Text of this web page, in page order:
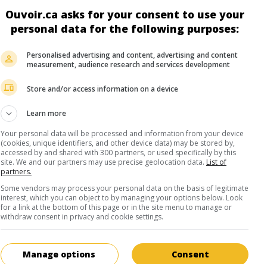
. Bien qu'il soit juif, un jeune homme
à un mouvement néo-fasciste au sein duquel il professe un
antisémitisme rageur.
Durée: 98 min.
Séries 7: Les concurrents
V.O.: Series 7
É.-U. 2000. Comédie satiriquede Daniel Minahan avec Brooke
Smith,Glenn Fitzgerald, Marylouise Burke . Dans le cadre
émission de télé-réalité, six personnes choisies au hasard
s'entretuer, la victoire allant à l'ultime survivante.
Durée: 86 min.
au cinéma sur mes écrans
Ouvoir.ca asks for your consent to use your
personal data for the following purposes:
Personalised advertising and content, advertising and content
measurement, audience research and services development
Store and/or access information on a device
Learn more
Your personal data will be processed and information from your device
(cookies, unique identifiers, and other device data) may be stored by,
accessed by and shared with 300 partners, or used specifically by this
site. We and our partners may use precise geolocation data. List of
partners.
Some vendors may process your personal data on the basis of legitimate
interest, which you can object to by managing your options below. Look
for a link at the bottom of this page or in the site menu to manage or
withdraw consent in privacy and cookie settings.
Consent
Manage options